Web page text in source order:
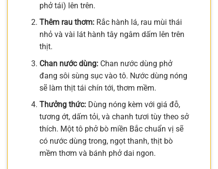
phở tái) lên trên.
Thêm rau thơm:Rắc hành lá, rau mùi thái
nhỏ và vài lát hành tây ngâm dấm lên trên
thịt.
Chan nước dùng:Chan nước dùng phở
đang sôi sùng sục vào tô. Nước dùng nóng
sẽ làm thịt tái chín tới, thơm mềm.
Thưởng thức:Dùng nóng kèm với giá đỗ,
tương ớt, dấm tỏi, và chanh tươi tùy theo sở
thích. Một tô phở bò miền Bắc chuẩn vị sẽ
có nước dùng trong, ngọt thanh, thịt bò
mềm thơm và bánh phở dai ngon.